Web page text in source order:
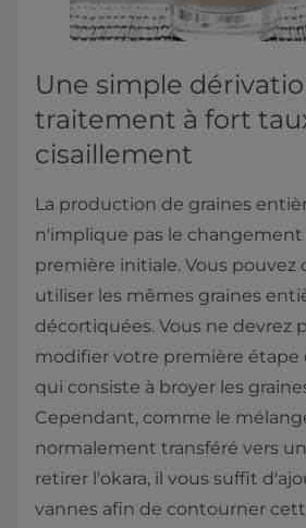
Une simple
traitement à fort
cisaillement
La production de graines
n'implique pas le
première initiale. Vous pouvez
utiliser les mêmes graines
décortiquées. Vous ne devrez
modifier votre première étape
qui consiste à broyer les
Cependant, comme le
normalement transféré vers
retirer l'okara, il vous suffit
vannes afin de contourner